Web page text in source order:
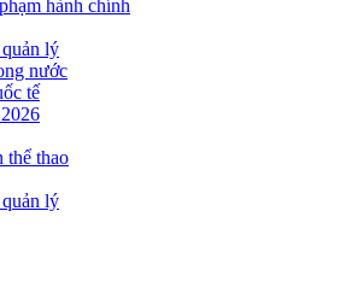
hành chính
lý
nước
tế
thể thao
lý